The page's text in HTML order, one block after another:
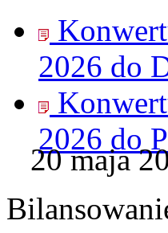
2026 do
2026 do
20 maja